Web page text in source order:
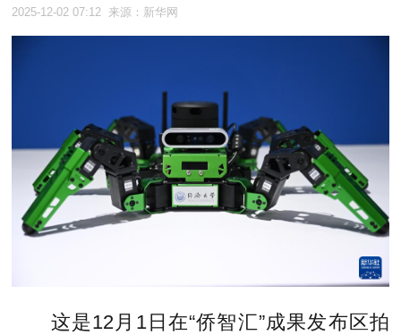
2025-12-02 07:12 来源：新华网
这是12月1日在“侨智汇”成果发布区拍